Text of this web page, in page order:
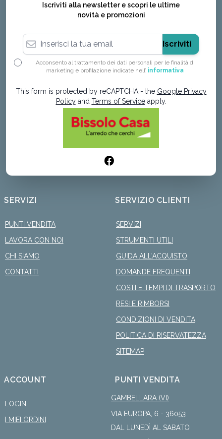
SERVIZI
PUNTI VENDITA
LAVORA CON NOI
CHI SIAMO
CONTATTI
SERVIZIO CLIENTI
SERVIZI
STRUMENTI UTILI
GUIDA ALL'ACQUISTO
DOMANDE FREQUENTI
COSTI E TEMPI DI TRASPORTO
RESI E RIMBORSI
CONDIZIONI DI VENDITA
POLITICA DI RISERVATEZZA
SITEMAP
Iscriviti alla newsletter e scopri le ultime
novità e promozioni
Indirizzo email
Iscriviti
Acconsento al trattamento dei dati personali per le finalità di
marketing e profilazione indicate nell’ informativa
This form is protected by reCAPTCHA - the Google Privacy
Policyand Terms of Serviceapply.
ACCOUNT
LOGIN
I MIEI ORDINI
PUNTI VENDITA
GAMBELLARA (VI)
VIA EUROPA, 6 - 36053
DAL LUNEDÌ AL SABATO